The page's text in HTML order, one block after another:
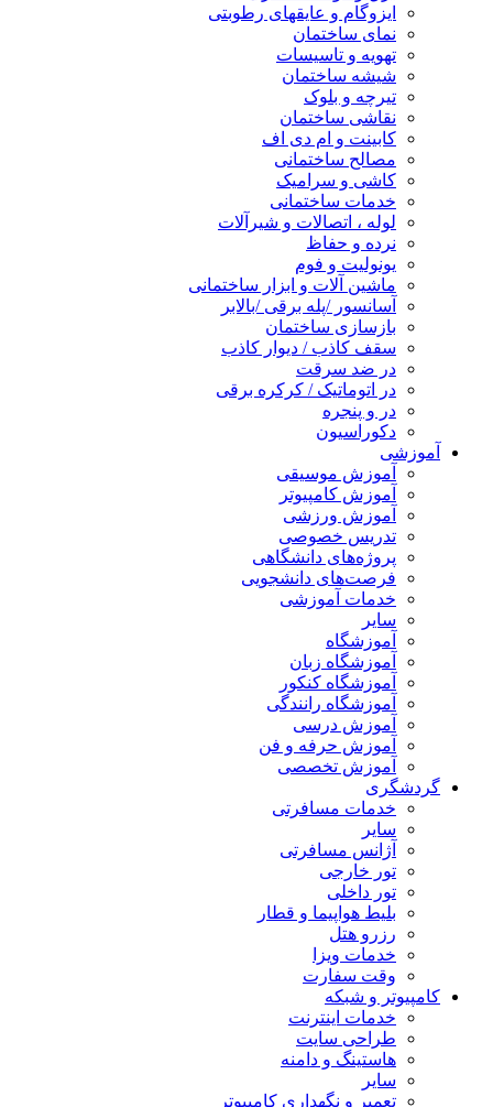
ایزوگام و عایقهای رطوبتی
نمای ساختمان
تهویه و تاسیسات
شیشه ساختمان
تیرچه و بلوک
نقاشی ساختمان
کابینت و ام دی اف
مصالح ساختمانی
کاشی و سرامیک
خدمات ساختمانی
لوله ، اتصالات و شیرآلات
نرده و حفاظ
یونولیت و فوم
ماشین آلات و ابزار ساختمانی
آسانسور /پله برقی /بالابر
بازسازی ساختمان
سقف کاذب / دیوار کاذب
در ضد سرقت
در اتوماتیک / کرکره برقی
در و پنجره
دکوراسیون
آموزشی
آموزش موسیقی
آموزش کامپیوتر
آموزش ورزشی
تدریس خصوصی
پروژه‌های دانشگاهی
فرصت‌های دانشجویی
خدمات آموزشی
سایر
آموزشگاه
آموزشگاه زبان
آموزشگاه کنکور
آموزشگاه رانندگی
آموزش درسی
آموزش حرفه و فن
آموزش تخصصی
گردشگری
خدمات مسافرتی
سایر
آژانس مسافرتی
تور خارجی
تور داخلی
بلیط هواپیما و قطار
رزرو هتل
خدمات ویزا
وقت سفارت
کامپیوتر و شبکه
خدمات اینترنت
طراحی سایت
هاستینگ و دامنه
سایر
تعمیر و نگهداری کامپیوتر